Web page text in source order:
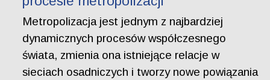
Metropolizacja jest jednym z najbardziej
dynamicznych procesów współczesnego
świata, zmienia ona istniejące relacje w
sieciach osadniczych i tworzy nowe powiązania